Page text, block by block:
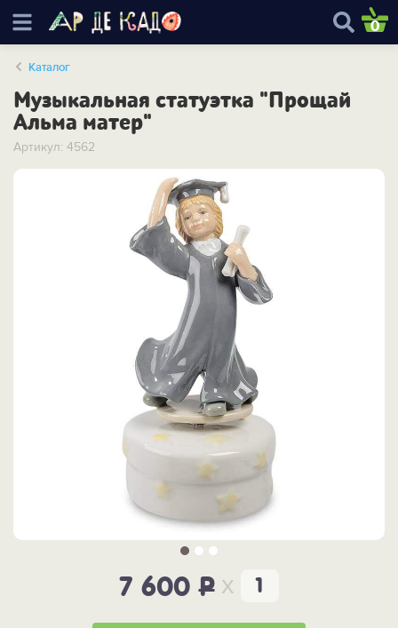
0
Каталог
Музыкальная статуэтка "Прощай
Альма матер"
Артикул: 4562
7 600P x